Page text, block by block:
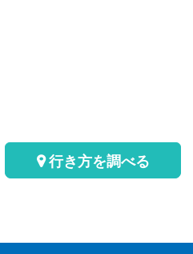
行き方を調べる